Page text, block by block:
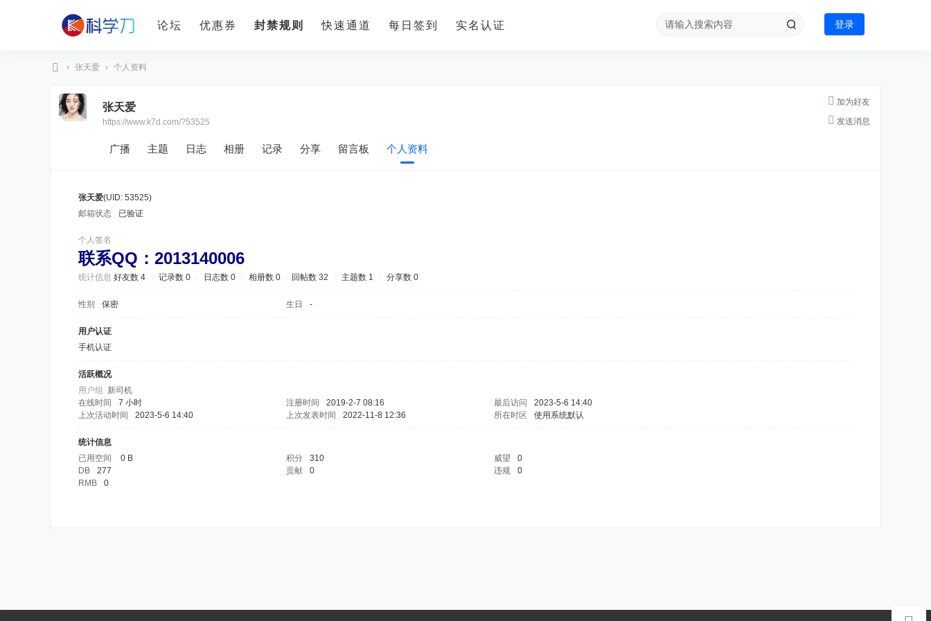
论坛 优惠券 封禁规则 快速通道 每日签到 实名认证 登录
学
› 张天爱 › 个人资料
加为好友
发送消息
张天爱
https://www.k7d.com/?53525
广播 主题 日志 相册 记录 分享 留言板 个人资料
张天爱(UID: 53525)
邮箱状态
已验证
个人签名
联系QQ：2013140006
统计信息 好友数 4 记录数 0 日志数 0 相册数 0 回帖数 32 主题数 1 分享数 0
性别 保密 生日 -
用户认证
手机认证
活跃概况
用户组 新司机
在线时间
7 小时 注册时间 2019-2-7 08:16 最后访问
2023-5-6 14:40
上次活动时间
2023-5-6 14:40 上次发表时间 2022-11-8 12:36 所在时区 使用系统默认
统计信息
已用空间
0 B 积分 310 威望
0
DB
277 贡献 0 违规
0
RMB
0